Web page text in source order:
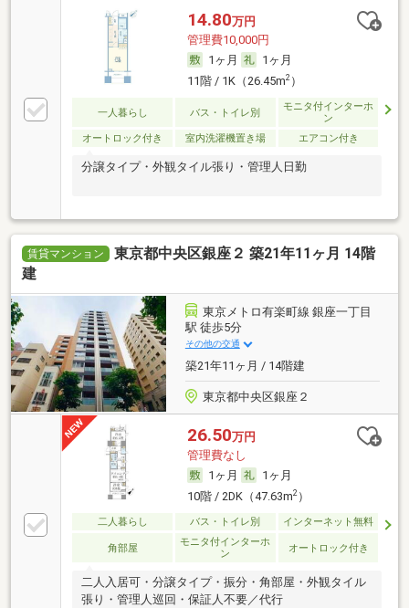
14.80万円
管理費10,000円
1ヶ月
1ヶ月
11階 / 1K（26.45m2）
一人暮らし バス・トイレ別
モニタ付インターホ
ン
オートロック付き
室内洗濯機置き場 エアコン付き
分譲タイプ・外観タイル張り・管理人日勤
賃貸マンション
東京都中央区銀座２ 築21年11ヶ月 14階
建
東京メトロ有楽町線 銀座一丁目
駅 徒歩5分
その他の交通
築21年11ヶ月 / 14階建
東京都中央区銀座２
26.50万円
管理費なし
1ヶ月
1ヶ月
10階 / 2DK（47.63m2）
二人暮らし バス・トイレ別 インターネット無料
角部屋
モニタ付インターホ
ン
オートロック付き
二人入居可・分譲タイプ・振分・角部屋・外観タイル
張り・管理人巡回・保証人不要／代行